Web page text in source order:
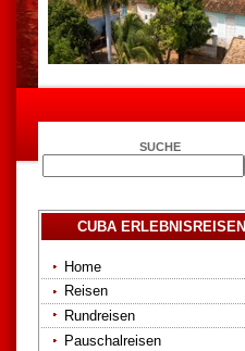
SUCHE
CUBA ERLEBNISREISEN
Home
Reisen
Rundreisen
Pauschalreisen